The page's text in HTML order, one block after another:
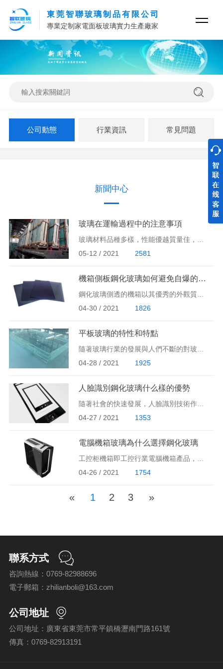
東莞智聯玻璃制品有限公司
專業定制家電面板玻璃實力生產廠家
公司動態 行業資訊 常見問題
新聞中心
玻璃在運輸過程中的注意事項
05-12 / 2021
2581
機箱側板鋼化玻璃如何避免自爆的發生
鋼化玻璃側透的機箱以其優秀的外觀質感和視覺效果，得到了眾多DIY玩家的喜愛。相對比一般的亞克力以及塑料材質側透板，鋼化玻璃材質的側板擁有更強的透光性，所以在組建光污染平臺之后，鋼化玻璃機箱的視覺效果要更好，并且鋼化玻璃的耐磨性也要比亞克力強，在使用一段時間以后并不會像亞克力材質那樣滿目劃痕，影響美觀。同時，由于鋼化玻璃的自身重量大，可以有效地穩定機身，防止機箱共振。說了這么多鋼化玻璃的優點，下面我們就來說說機箱側板鋼化玻璃會自爆我們如何避免呢？
04-30 / 2021
1826
平板玻璃的特性和特點
04-28 / 2021
1925
人臉識別鋼化玻璃什么樣的優勢
隨著社會的快速發展，人臉識別技術作為智能監控系統的一部分，可以直接幫助用戶從視頻屏幕中提取最有用的信息 。 這將大大提升監控系統的價值，使監控系統不再是簡單地錄制視頻，而是起到分析視頻的工作。那么下面我們就來了解一下什么是人臉識別？人臉識別鋼化玻璃什么樣的優勢？
04-27 / 2021
1353
電腦機箱玻璃為什么選擇鋼化玻璃
04-26 / 2021
1754
« 1 2 3 »
聯系方式
咨詢熱線：0769-82988696
電子郵箱：zhilianboli@163.com
公司地址
公司地址：廣東省東莞市常平鎮橋瀝南門路161號
傳真：0769-82913191